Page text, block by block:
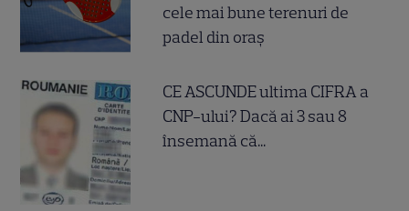
cele mai bune terenuri de
padel din oraș
CE ASCUNDE ultima CIFRA a
CNP-ului? Dacă ai 3 sau 8
însemană că...